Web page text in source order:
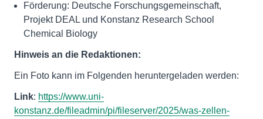
Förderung: Deutsche Forschungsgemeinschaft,
Projekt DEAL und Konstanz Research School
Chemical Biology
Hinweis an die Redaktionen:
Ein Foto kann im Folgenden heruntergeladen werden:
Link: https://www.uni-
konstanz.de/fileadmin/pi/fileserver/2025/was-zellen-